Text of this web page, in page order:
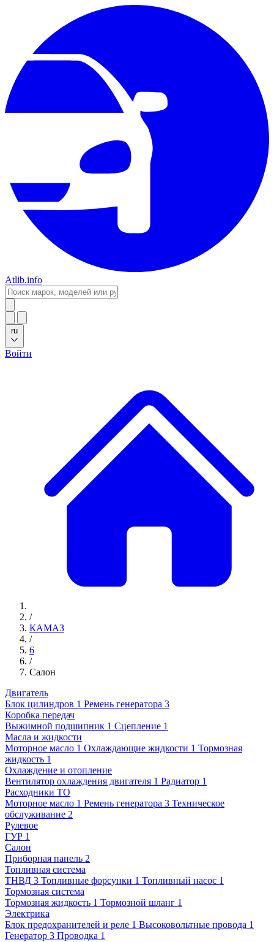
Atlib.info
ru
Войти
/
КАМАЗ
/
6
/
Салон
Двигатель
Блок цилиндров 1 Ремень генератора 3
Коробка передач
Выжимной подшипник 1 Сцепление 1
Масла и жидкости
Моторное масло 1 Охлаждающие жидкости 1 Тормозная
жидкость 1
Охлаждение и отопление
Вентилятор охлаждения двигателя 1 Радиатор 1
Расходники ТО
Моторное масло 1 Ремень генератора 3 Техническое
обслуживание 2
Рулевое
ГУР 1
Салон
Приборная панель 2
Топливная система
ТНВД 3 Топливные форсунки 1 Топливный насос 1
Тормозная система
Тормозная жидкость 1 Тормозной шланг 1
Электрика
Блок предохранителей и реле 1 Высоковольтные провода 1
Генератор 3 Проводка 1